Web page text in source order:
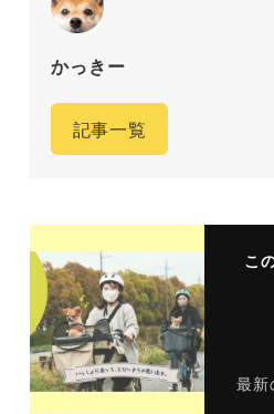
かっきー
記事一覧
こ
最新